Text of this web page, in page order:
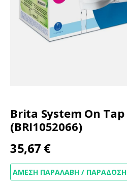
στην
αρχή
της
συλλογής
εικόνων
Brita System On Tap
(BRI1052066)
35,67 €
ΆΜΕΣΗ ΠΑΡΑΛΑΒΉ / ΠΑΡΆΔΟΣΗ